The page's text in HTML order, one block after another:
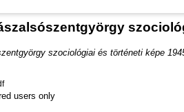
szociológiai és történeti képe
users only